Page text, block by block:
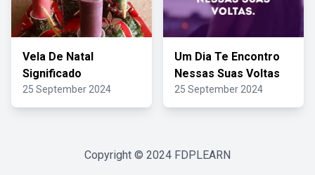
Vela De Natal
Significado
25 September 2024
Um Dia Te Encontro
Nessas Suas Voltas
25 September 2024
Copyright © 2024 FDPLEARN